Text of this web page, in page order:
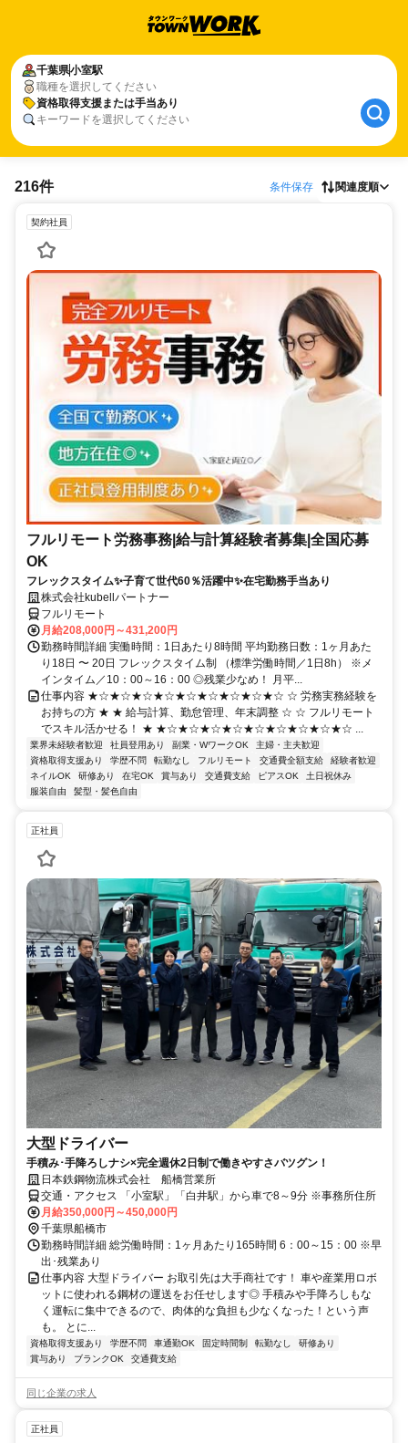
千葉県小室駅
職種を選択してください
資格取得支援または手当あり
キーワードを選択してください
216件 条件保存 関連度順
契約社員
フルリモート労務事務|給与計算経験者募集|全国応募
OK
フレックスタイム✨子育て世代60％活躍中✨在宅勤務手当あり
株式会社kubellパートナー
フルリモート
月給208,000円～431,200円
勤務時間詳細 実働時間：1日あたり8時間 平均勤務日数：1ヶ月あた
り18日 〜 20日 フレックスタイム制 （標準労働時間／1日8h） ※メ
インタイム／10：00～16：00 ◎残業少なめ！ 月平...
仕事内容 ★☆★☆★☆★☆★☆★☆★☆★☆★☆ ☆ 労務実務経験を
お持ちの方 ★ ★ 給与計算、勤怠管理、年末調整 ☆ ☆ フルリモート
でスキル活かせる！ ★ ★☆★☆★☆★☆★☆★☆★☆★☆★☆ ...
業界未経験者歓迎 社員登用あり 副業・WワークOK
主婦・主夫歓迎
資格取得支援あり
学歴不問 転勤なし フルリモート 交通費全額支給
経験者歓迎
ネイルOK
研修あり 在宅OK 賞与あり 交通費支給 ピアスOK
土日祝休み
服装自由
髪型・髪色自由
正社員
大型ドライバー
手積み･手降ろしナシ×完全週休2日制で働きやすさバツグン！
日本鉄鋼物流株式会社 船橋営業所
交通・アクセス 「小室駅」「白井駅」から車で8～9分 ※事務所住所
月給350,000円～450,000円
千葉県船橋市
勤務時間詳細 総労働時間：1ヶ月あたり165時間 6：00～15：00 ※早
出･残業あり
仕事内容 大型ドライバー お取引先は大手商社です！ 車や産業用ロボ
ットに使われる鋼材の運送をお任せします◎ 手積みや手降ろしもな
く運転に集中できるので、肉体的な負担も少なくなった！という声
も。 とに...
資格取得支援あり 学歴不問 車通勤OK 固定時間制 転勤なし
研修あり
賞与あり
ブランクOK 交通費支給
同じ企業の求人
正社員